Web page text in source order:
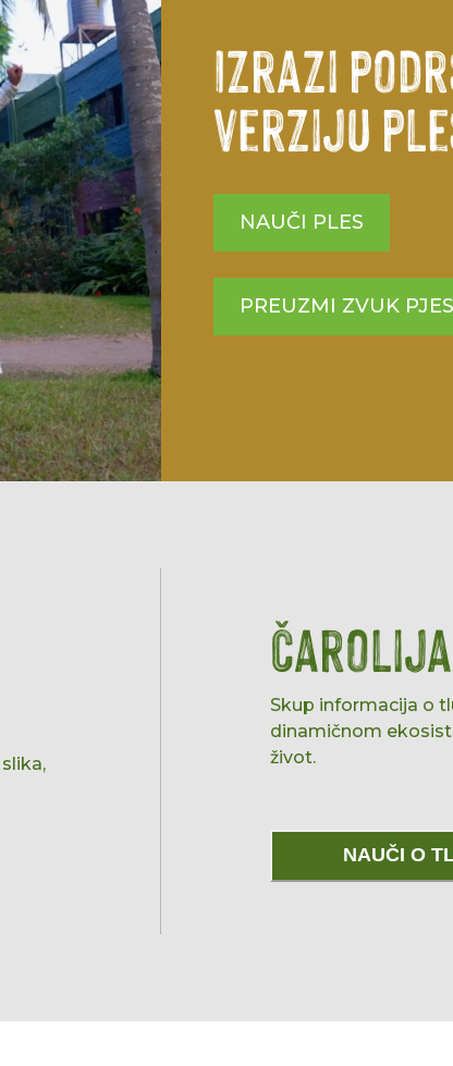
Izrazi
verziju
NAUČI PLES
PREUZMI ZVUK
Skup informacija o
dinamičnom
život.
NAUČI O